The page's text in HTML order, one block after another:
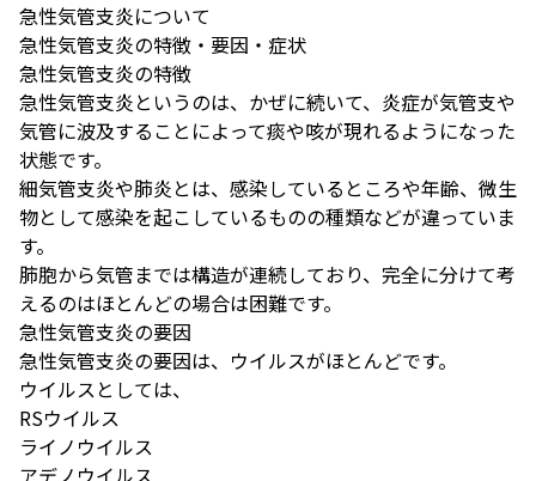
急性気管支炎について
急性気管支炎の特徴・要因・症状
急性気管支炎の特徴
急性気管支炎というのは、 かぜに続いて、炎症が気管支や
気管に波及することによって痰や咳が現れるようになった
状態です。
細気管支炎や肺炎とは、感染しているところや年齢、微生
物として感染を起こしているものの種類などが違っていま
す。
肺胞から気管までは構造が連続しており、完全に分けて考
えるのはほとんどの場合は困難です。
急性気管支炎の要因
急性気管支炎の要因は、ウイルスがほとんどです。
ウイルスとしては、
RSウイルス
ライノウイルス
アデノウイルス